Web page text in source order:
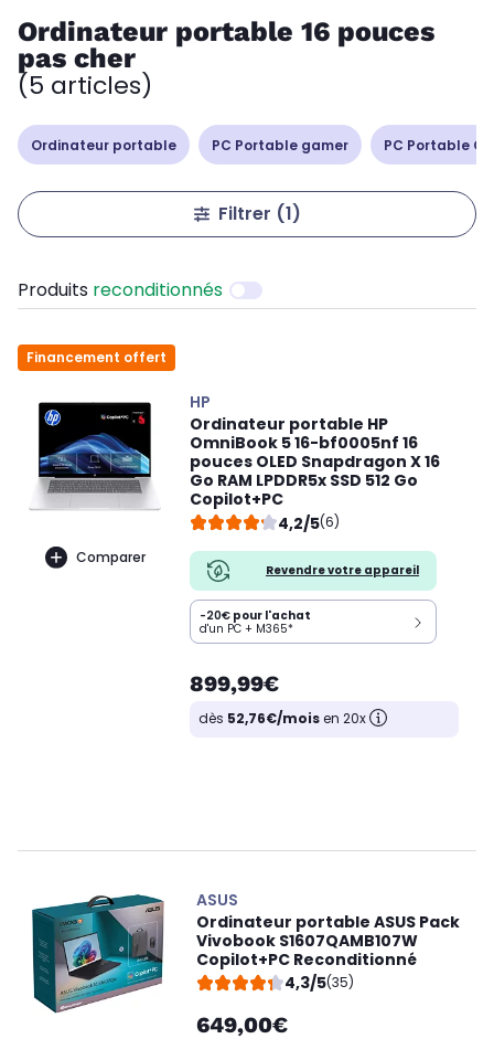
Ordinateur portable 16 pouces
pas cher
(5 articles)
Ordinateur portable PC Portable gamer PC Portable
Filtrer (1)
Produits reconditionnés
Financement offert
Comparer
HP
Ordinateur portable HP
OmniBook 5 16-bf0005nf 16
pouces OLED Snapdragon X 16
Go RAM LPDDR5x SSD 512 Go
Copilot+PC
4,2/5(6)
Revendre votre appareil
-20€ pour l'achat
d'un PC + M365*
899,99€
dès 52,76€/moisen 20x
ASUS
Ordinateur portable ASUS Pack
Vivobook S1607QAMB107W
Copilot+PC Reconditionné
4,3/5(35)
649,00€